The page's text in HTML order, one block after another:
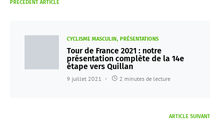
PRÉCÉDENT ARTICLE
CYCLISME MASCULIN PRÉSENTATIONS
Tour de France 2021 : notre
présentation complète de la 14e
étape vers Quillan
9 juillet 2021 2 minutes de lecture
ARTICLE SUIVANT